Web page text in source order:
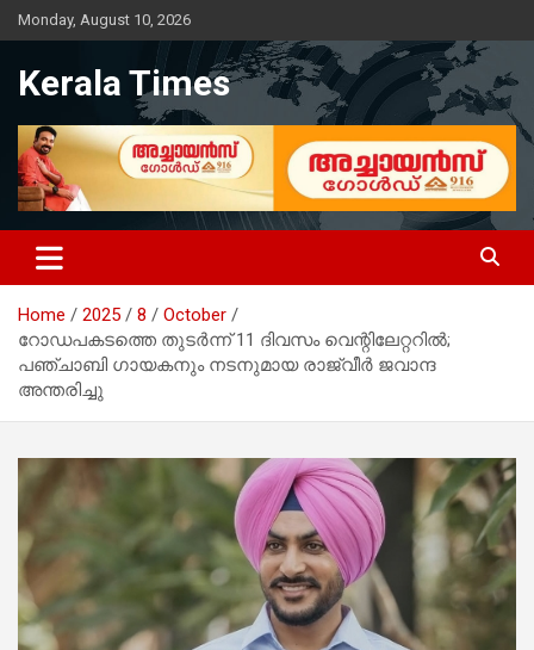
Skip
to
Monday, August 10, 2026
Kerala Times
Home 2025 8
October
റോഡപകടത്തെ തുടർന്ന് 11 ദിവസം വെന്റിലേറ്ററിൽ;
പഞ്ചാബി ഗായകനും നടനുമായ രാജ്‌വീർ ജവാന്ദ
അന്തരിച്ചു